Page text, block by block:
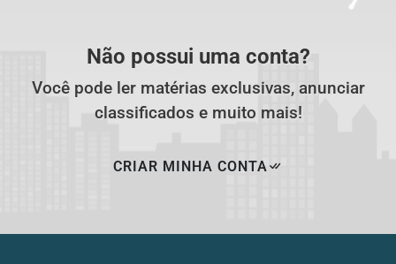
Não possui uma conta?
Você pode ler matérias exclusivas, anunciar
classificados e muito mais!
CRIAR MINHA CONTA